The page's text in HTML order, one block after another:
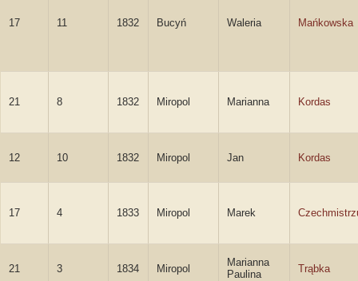
17 11 1832 Bucyń Waleria Mańkowska
21 8 1832 Miropol Marianna Kordas
12 10 1832 Miropol Jan Kordas
17 4 1833 Miropol Marek
21 3 1834 Miropol
Marianna
Paulina
Trąbka